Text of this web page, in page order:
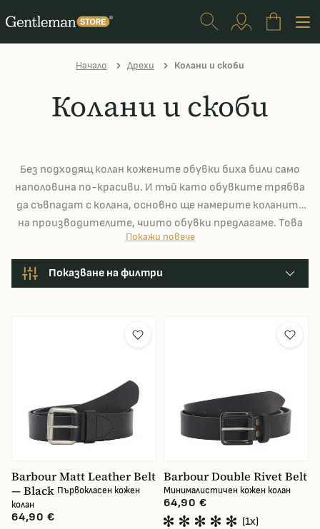
Начало Дрехи Колани и скоби
Колани и скоби
Без подходящ колан кожените обувки биха били само
наполовина по-красиви. И тъй като обувките трябва
да съвпадат с колана, основно ще намерите коланите
на производителите, чиито обувки предлагаме. Това
означава, че нашите собствени колани на Charles
Tyrwhitt и коланите на Berwick.
Покажи повече
Показване на филтри
Цвят
Цена
Barbour Matt Leather Belt
— Black Първокласен кожен
колан
64,90 €
Barbour Double Rivet Belt
Минималистичен кожен колан
64,90 €
(1x)